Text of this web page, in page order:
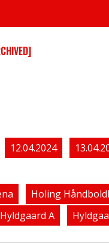
12.04.2024
Holing
Hyldgaard A